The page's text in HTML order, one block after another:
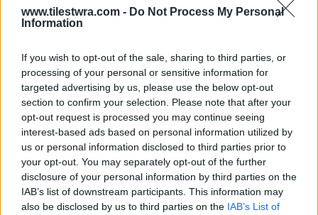
www.tilestwra.com - Do Not Process My Personal
Information
If you wish to opt-out of the sale, sharing to third parties, or
processing of your personal or sensitive information for
targeted advertising by us, please use the below opt-out
section to confirm your selection. Please note that after your
opt-out request is processed you may continue seeing
interest-based ads based on personal information utilized by
us or personal information disclosed to third parties prior to
your opt-out. You may separately opt-out of the further
disclosure of your personal information by third parties on the
IAB’s list of downstream participants. This information may
also be disclosed by us to third parties on the IAB’s List of